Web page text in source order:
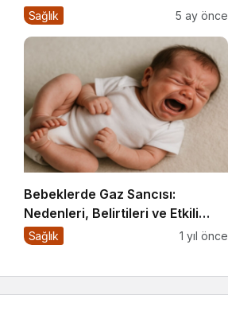
Sağlık 5 ay önce
Bebeklerde Gaz Sancısı:
Nedenleri, Belirtileri ve Etkili
Çözümler
Sağlık 1 yıl önce